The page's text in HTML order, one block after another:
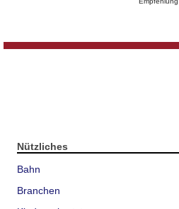
Nützliches
Bahn
Branchen